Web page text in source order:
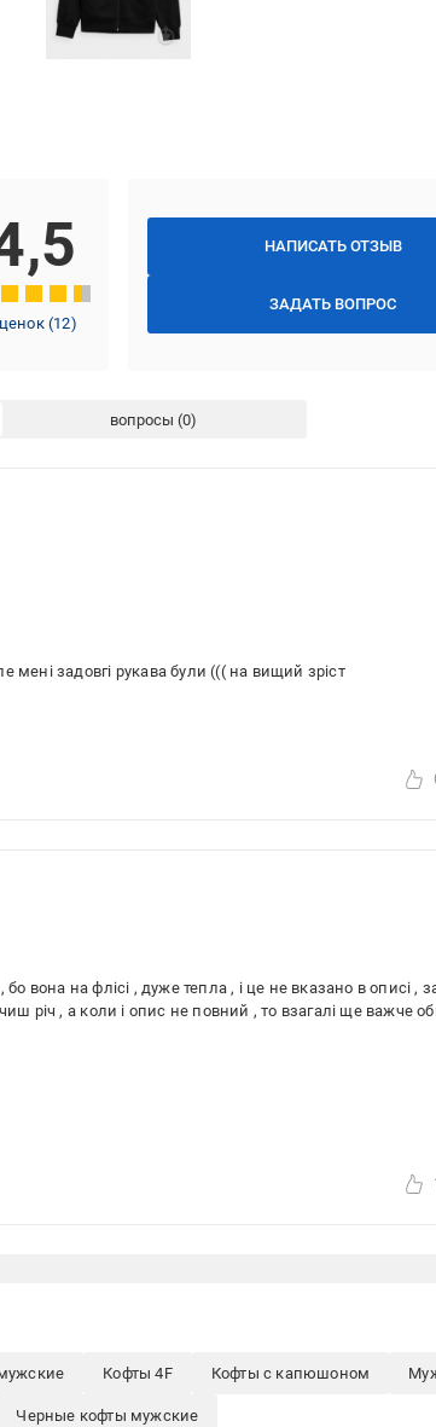
НАПИСАТЬ ОТЗЫВ
ЗАДАТЬ ВОПРОС
(12)
вопросы
мені задовгі рукава були ((( на вищий зріст
вона на флісі , дуже тепла , і це не вказано в описі ,
річ , а коли і опис не повний , то взагалі ще важче
Кофты 4F Кофты с капюшоном
Черные кофты мужские